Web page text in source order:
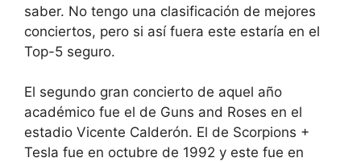
saber. No tengo una clasificación de mejores
conciertos, pero si así fuera este estaría en el
Top-5 seguro.
El segundo gran concierto de aquel año
académico fue el de Guns and Roses en el
estadio Vicente Calderón. El de Scorpions +
Tesla fue en octubre de 1992 y este fue en